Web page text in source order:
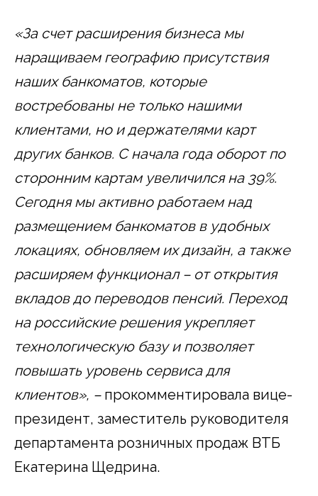
«За счет расширения бизнеса мы
наращиваем географию присутствия
наших банкоматов, которые
востребованы не только нашими
клиентами, но и держателями карт
других банков. С начала года оборот по
сторонним картам увеличился на 39%.
Сегодня мы активно работаем над
размещением банкоматов в удобных
локациях, обновляем их дизайн, а также
расширяем функционал – от открытия
вкладов до переводов пенсий. Переход
на российские решения укрепляет
технологическую базу и позволяет
повышать уровень сервиса для
клиентов», –прокомментировала вице-
президент, заместитель руководителя
департамента розничных продаж ВТБ
Екатерина Щедрина.